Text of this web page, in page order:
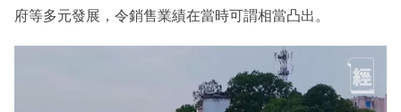
府等多元發展，令銷售業績在當時可謂相當凸出。